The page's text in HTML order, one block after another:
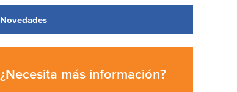
Novedades
¿Necesita más información?